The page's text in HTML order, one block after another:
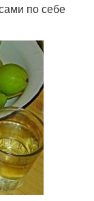
по себе